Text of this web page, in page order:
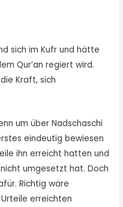
sich im Kufr und hätte
Qur’an regiert wird.
Kraft, sich
um über Nadschaschi
eindeutig bewiesen
ihn erreicht hatten und
umgesetzt hat. Doch
Richtig wäre
erreichten